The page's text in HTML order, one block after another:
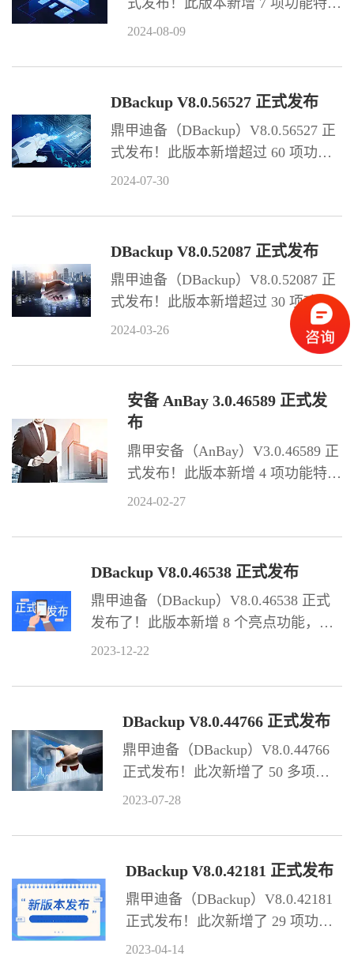
性，新增 3 种客户端环境兼容，同
2024-08-09
DBackup V8.0.56527 正式发布
鼎甲迪备（DBackup）V8.0.56527 正
式发布！此版本新增超过 60 项功能
特性，适配 30 多种资源环境，同时
本产品手册。
2024-07-30
DBackup V8.0.52087 正式发布
鼎甲迪备（DBackup）V8.0.52087 正
式发布！此版本新增超过 30 项功能
特性，适配 20 多种资源环境，同时
优化部分功能，以及新增更新 80 多
本产品手册。
2024-03-26
安备 AnBay 3.0.46589 正式发
布
鼎甲安备（AnBay）V3.0.46589 正
式发布！此版本新增 4 项功能特
性，新增 4 种客户端环境兼容，同
2024-02-27
DBackup V8.0.46538 正式发布
鼎甲迪备（DBackup）V8.0.46538 正式
发布了！此版本新增 8 个亮点功能，包
括深信服 HCI 无代理备份恢复、浪潮云
防篡改等。同时，还新增了 30 多项功能
2023-12-22
DBackup V8.0.44766 正式发布
鼎甲迪备（DBackup）V8.0.44766
正式发布！此次新增了 50 多项功
能特性，新增适配了 20 多项资源
2023-07-28
DBackup V8.0.42181 正式发布
鼎甲迪备（DBackup）V8.0.42181
正式发布！此次新增了 29 项功能
特性，新增适配了 4 项资源环境，
2023-04-14